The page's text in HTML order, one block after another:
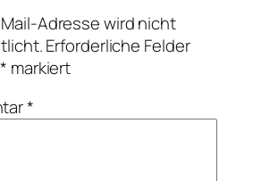
Adresse wird nicht
Erforderliche Felder
* markiert
*